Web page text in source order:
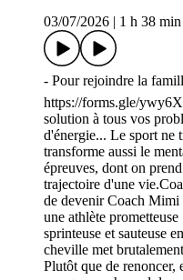
03/07/2026
1 h 38 min
- Pour rejoindre la
https://forms.gle/
solution à tous vos
d'énergie... Le sport ne
transforme aussi le
épreuves, dont on
trajectoire d'une
de devenir Coach
une athlète
sprinteuse et sauteuse
cheville met
Plutôt que de renoncer,